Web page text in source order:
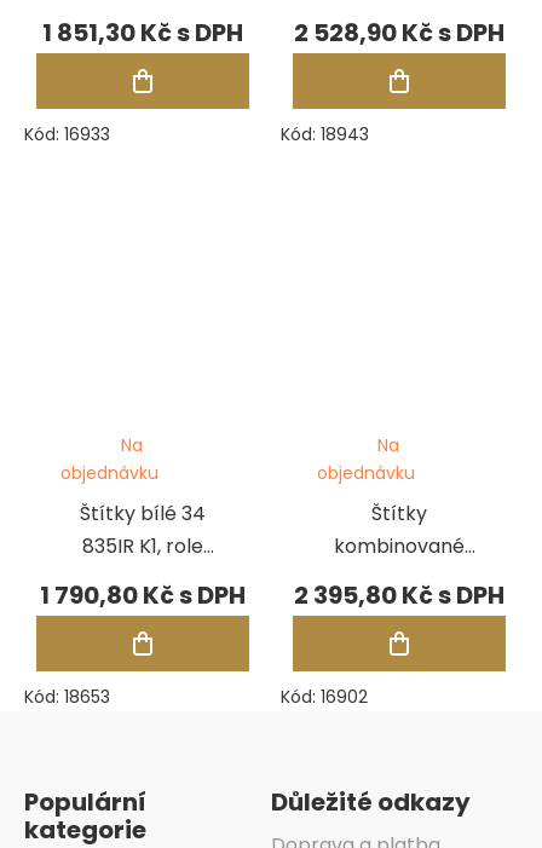
1250 ks
1 851,30 Kč
Kód: 16933
2 528,90 Kč
Kód: 18943
Štítky bílé 34
835IR K1, role
1250 ks
Na
objednávku
1 790,80 Kč
Kód: 18653
Štítky
kombinované
bílé 46 1095 K1,
role 1250 ks
Na
objednávku
2 395,80 Kč
Kód: 16902
Populární
kategorie
Důležité odkazy